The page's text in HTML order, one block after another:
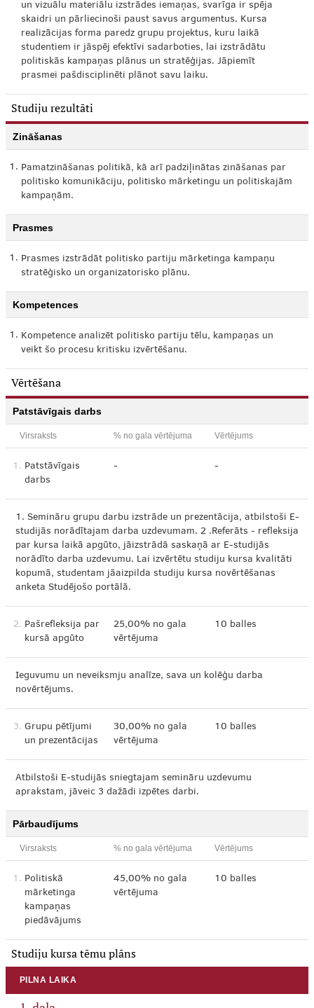
un vizuālu materiālu izstrādes iemaņas, svarīga ir spēja
skaidri un pārliecinoši paust savus argumentus. Kursa
realizācijas forma paredz grupu projektus, kuru laikā
studentiem ir jāspēj efektīvi sadarboties, lai izstrādātu
politiskās kampaņas plānus un stratēģijas. Jāpiemīt
prasmei pašdisciplinēti plānot savu laiku.
Studiju rezultāti
Zināšanas
1. Pamatzināšanas politikā, kā arī padziļinātas zināšanas par
politisko komunikāciju, politisko mārketingu un politiskajām
kampaņām.
Prasmes
1. Prasmes izstrādāt politisko partiju mārketinga kampaņu
stratēģisko un organizatorisko plānu.
Kompetences
1. Kompetence analizēt politisko partiju tēlu, kampaņas un
veikt šo procesu kritisku izvērtēšanu.
Vērtēšana
Patstāvīgais darbs
Virsraksts % no gala vērtējuma Vērtējums
1. Patstāvīgais
darbs
- -
1. Semināru grupu darbu izstrāde un prezentācija, atbilstoši E-
studijās norādītajam darba uzdevumam. 2 .Referāts - refleksija
par kursa laikā apgūto, jāizstrādā saskaņā ar E-studijās
norādīto darba uzdevumu. Lai izvērtētu studiju kursa kvalitāti
kopumā, studentam jāaizpilda studiju kursa novērtēšanas
anketa Studējošo portālā.
2. Pašrefleksija par
kursā apgūto
25,00% no gala
vērtējuma
10 balles
Ieguvumu un neveiksmju analīze, sava un kolēģu darba
novērtējums.
3. Grupu pētījumi
un prezentācijas
30,00% no gala
vērtējuma
10 balles
Atbilstoši E-studijās sniegtajam semināru uzdevumu
aprakstam, jāveic 3 dažādi izpētes darbi.
Pārbaudījums
Virsraksts % no gala vērtējuma Vērtējums
1. Politiskā
mārketinga
kampaņas
piedāvājums
45,00% no gala
vērtējuma
10 balles
Studiju kursa tēmu plāns
PILNA LAIKA